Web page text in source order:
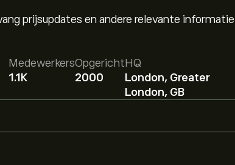
prijsupdates en andere relevante informatie
Medewerkers
1.1K
Opgericht
2000
HQ
London, Greater
London, GB